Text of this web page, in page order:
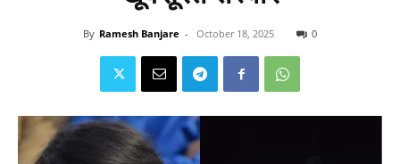
By Ramesh Banjare - October 18, 2025 0